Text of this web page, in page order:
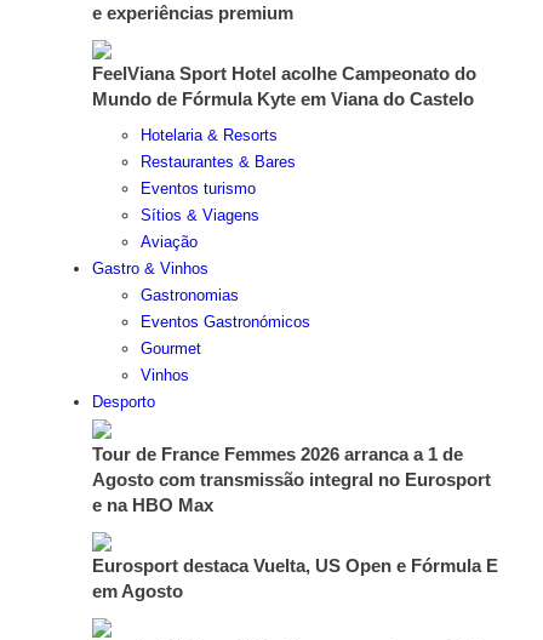
e experiências premium
FeelViana Sport Hotel acolhe Campeonato do
Mundo de Fórmula Kyte em Viana do Castelo
Hotelaria & Resorts
Restaurantes & Bares
Eventos turismo
Sítios & Viagens
Aviação
Gastro & Vinhos
Gastronomias
Eventos Gastronómicos
Gourmet
Vinhos
Desporto
Tour de France Femmes 2026 arranca a 1 de
Agosto com transmissão integral no Eurosport
e na HBO Max
Eurosport destaca Vuelta, US Open e Fórmula E
em Agosto